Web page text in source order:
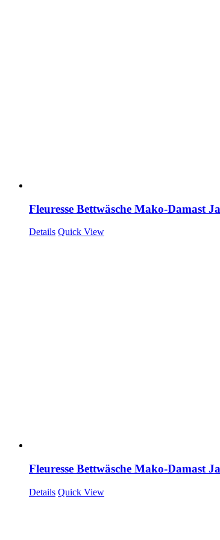
Fleuresse Bettwäsche Mako-Damast
Details Quick View
Fleuresse Bettwäsche Mako-Damast
Details Quick View